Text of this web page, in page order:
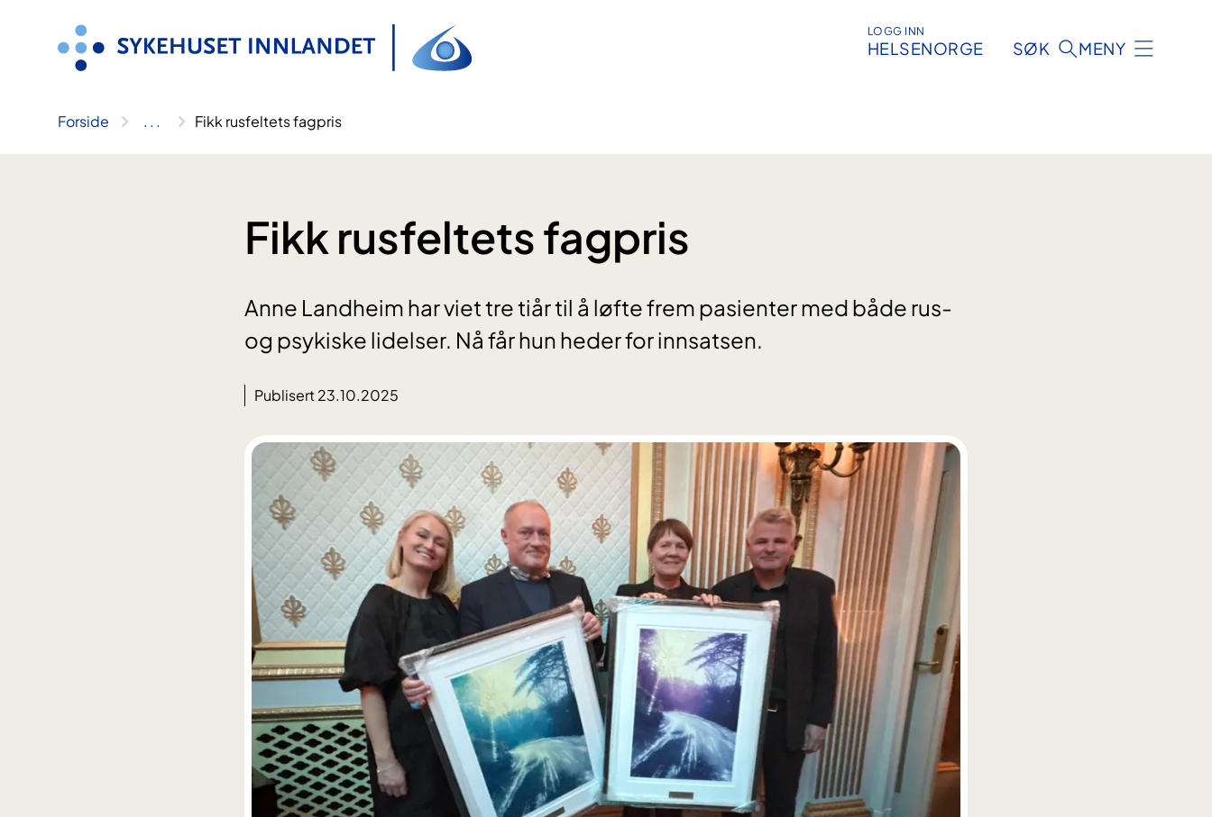
LOGG INN
HELSENORGE SØK MENY
Forside .. . Fikk rusfeltets fagpris
Fikk rusfeltets fagpris
Anne Landheim har viet tre tiår til å løfte frem pasienter med både rus-
og psykiske lidelser. Nå får hun heder for innsatsen.
Publisert 23.10.2025